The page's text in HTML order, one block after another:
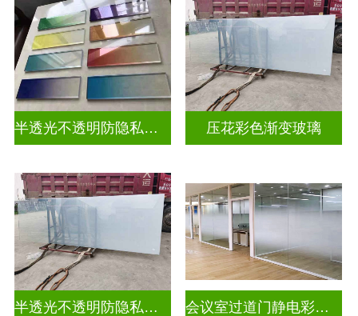
半透光不透明防隐私彩色渐变玻璃 压花彩色渐变玻璃
半透光不透明防隐私幻彩炫彩渐变玻璃 会议室过道门静电彩色渐变玻璃